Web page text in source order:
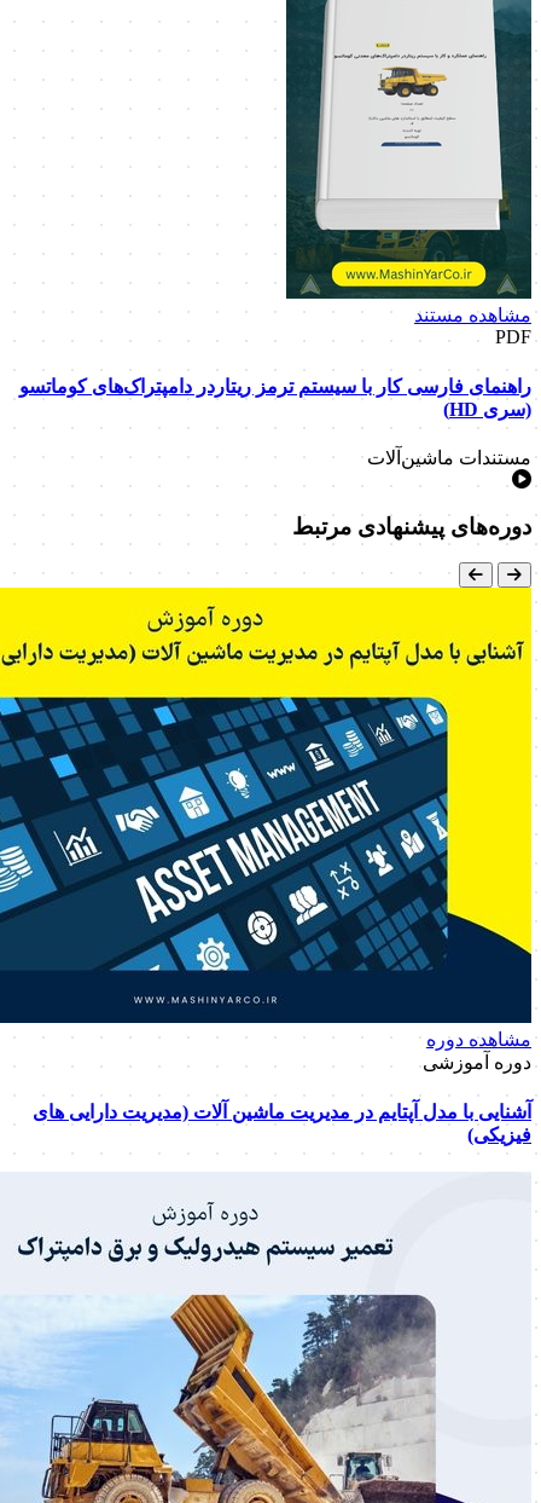
مشاهده مستند
PDF
راهنمای فارسی کار با سیستم ترمز ریتاردر دامپتراک‌های کوماتسو
(سری HD)
مستندات ماشین‌آلات
دوره‌های پیشنهادی مرتبط
مشاهده دوره
دوره آموزشی
آشنایی با مدل آپتایم در مدیریت ماشین آلات (مدیریت دارایی های
فیزیکی)